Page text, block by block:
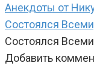
Анекдоты от
Состоялся
Состоялся
Добавить